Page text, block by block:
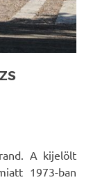
A kijelölt
1973-ban